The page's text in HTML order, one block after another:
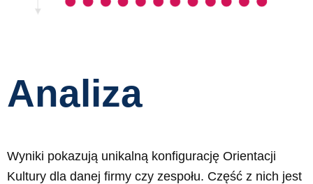
Analiza
Wyniki pokazują unikalną konfigurację Orientacji
Kultury dla danej firmy czy zespołu. Część z nich jest